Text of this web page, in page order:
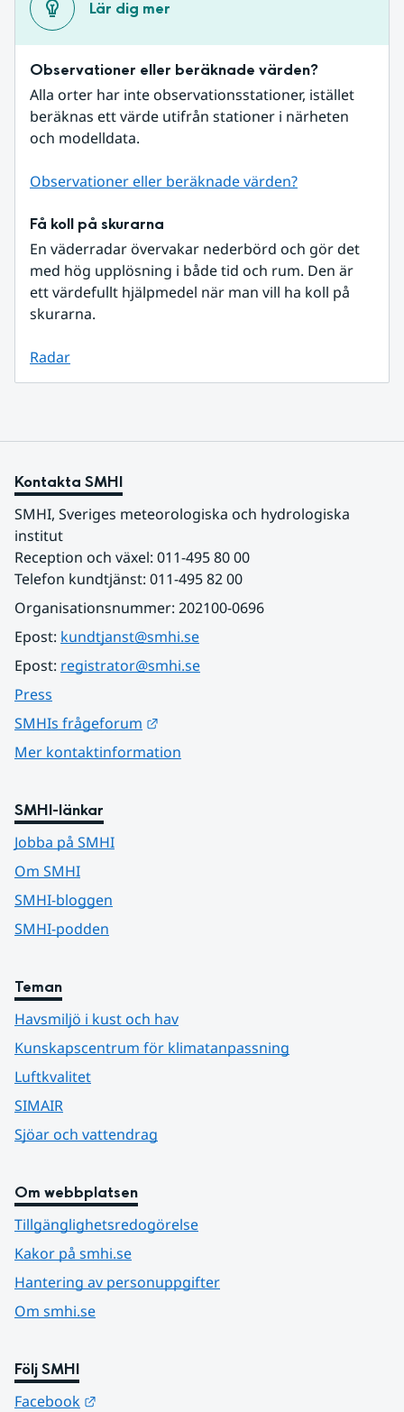
Lär dig mer
Observationer eller beräknade värden?
Alla orter har inte observationsstationer, istället
beräknas ett värde utifrån stationer i närheten
och modelldata.
Observationer eller beräknade värden?
Få koll på skurarna
En väderradar övervakar nederbörd och gör det
med hög upplösning i både tid och rum. Den är
ett värdefullt hjälpmedel när man vill ha koll på
skurarna.
Radar
Kontakta SMHI
SMHI, Sveriges meteorologiska och hydrologiska
institut
Reception och växel: 011-495 80 00
Telefon kundtjänst: 011-495 82 00
Organisationsnummer: 202100-0696
Epost: kundtjanst@smhi.se
Epost: registrator@smhi.se
Press
SMHIs frågeforum
Mer kontaktinformation
SMHI-länkar
Jobba på SMHI
Om SMHI
SMHI-bloggen
SMHI-podden
Teman
Havsmiljö i kust och hav
Kunskapscentrum för klimatanpassning
Luftkvalitet
SIMAIR
Sjöar och vattendrag
Om webbplatsen
Tillgänglighetsredogörelse
Kakor på smhi.se
Hantering av personuppgifter
Om smhi.se
Följ SMHI
Facebook